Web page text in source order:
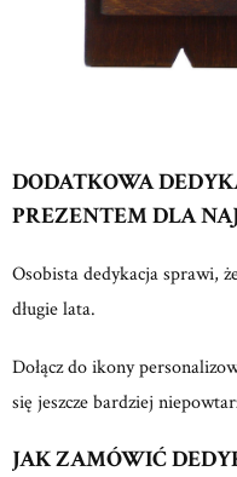
DODATKOWA
PREZENTEM DLA
Osobista dedykacja sprawi,
długie lata.
Dołącz do ikony
się jeszcze bardziej
JAK ZAMÓWIĆ